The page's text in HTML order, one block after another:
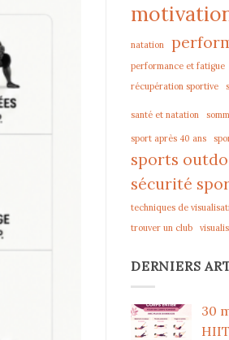
natation
performance et fatigue
récupération sportive
santé et natation
sport après 40 ans
sports
sécurité
techniques de
trouver un club
DERNIERS
30